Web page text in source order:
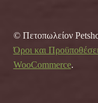
© Πετοπωλείον
Όροι και
WooCommerce.